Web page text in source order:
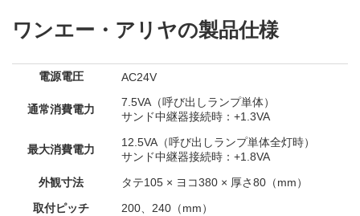
ワンエー・アリヤの製品仕様
電源電圧 AC24V
通常消費電力
7.5VA（呼び出しランプ単体）
サンド中継器接続時：+1.3VA
最大消費電力
12.5VA（呼び出しランプ単体全灯時）
サンド中継器接続時：+1.8VA
外観寸法
タテ105 × ヨコ380 × 厚さ80（mm）
取付ピッチ
200、240（mm）